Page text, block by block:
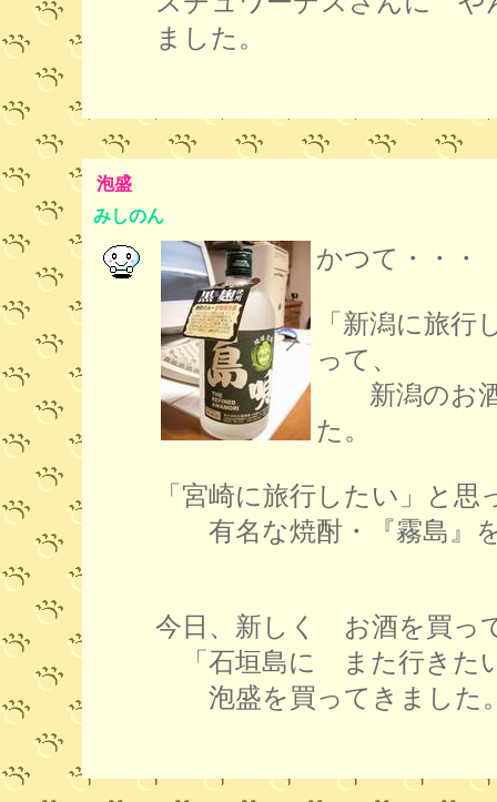
ました。
泡盛
みしのん
かつて・・・
「新潟に旅行
って、
新潟のお酒
た。
「宮崎に旅行したい」と思
有名な焼酎・『霧島』
今日、新しく お酒を買っ
「石垣島に また行きた
泡盛を買ってきました